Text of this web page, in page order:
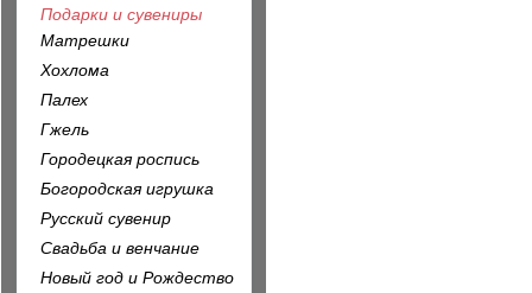
Подарки и сувениры
Матрешки
Хохлома
Палех
Гжель
Городецкая роспись
Богородская игрушка
Русский сувенир
Свадьба и венчание
Новый год и Рождество